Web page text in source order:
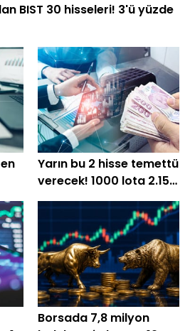
BIST 30 hisseleri! 3'ü yüzde
Yarın bu 2 hisse temettü
verecek! 1000 lota 2.154
TL'ye kadar net ödeme
Borsada 7,8 milyon